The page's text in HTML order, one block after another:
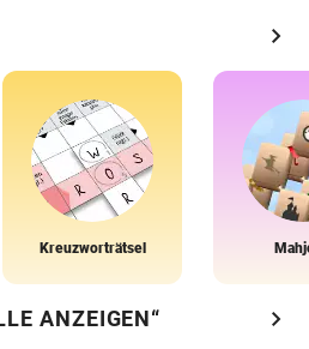
chevron_right
Kreuzworträtsel
ANZEIGEN“ chevron_right